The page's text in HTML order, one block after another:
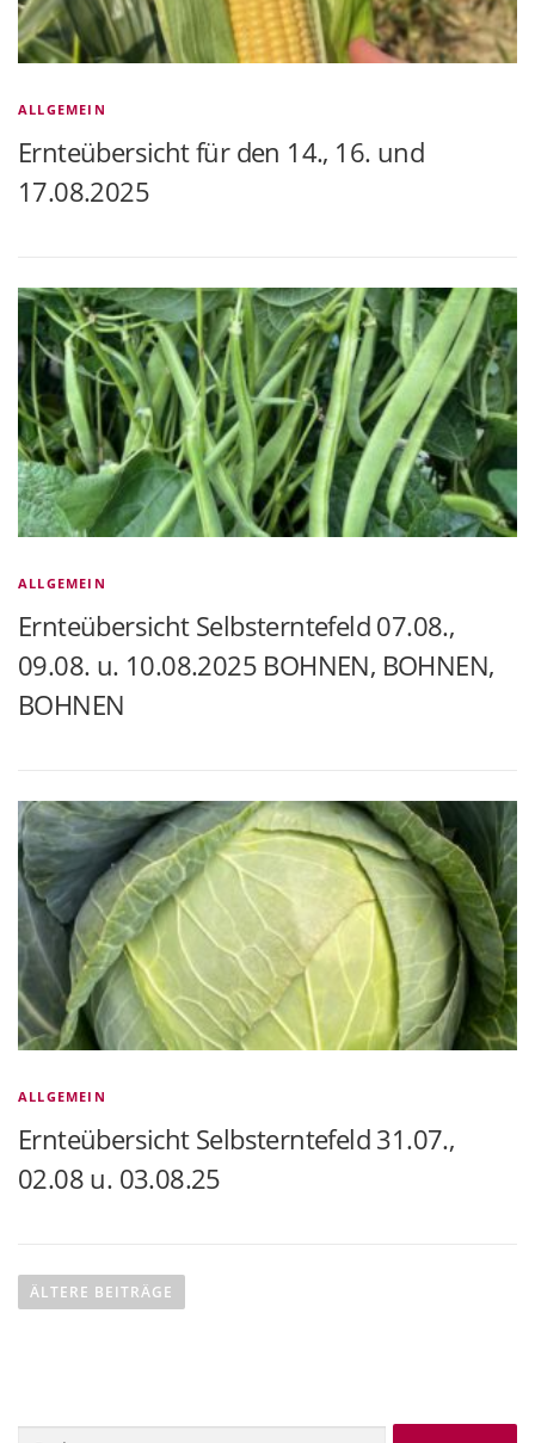
ALLGEMEIN
Ernteübersicht für den 14., 16. und
17.08.2025
ALLGEMEIN
Ernteübersicht Selbsterntefeld 07.08.,
09.08. u. 10.08.2025 BOHNEN, BOHNEN,
BOHNEN
ALLGEMEIN
Ernteübersicht Selbsterntefeld 31.07.,
02.08 u. 03.08.25
eÄLTERE BEITRÄGE